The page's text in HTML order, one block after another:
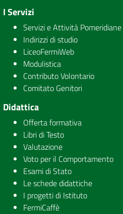
I Servizi
Servizi e Attività Pomeridiane
Indirizzi di studio
LiceoFermiWeb
Modulistica
Contributo Volontario
Comitato Genitori
Didattica
Offerta formativa
Libri di Testo
Valutazione
Voto per il Comportamento
Esami di Stato
Le schede didattiche
I progetti di Istituto
FermiCaffè